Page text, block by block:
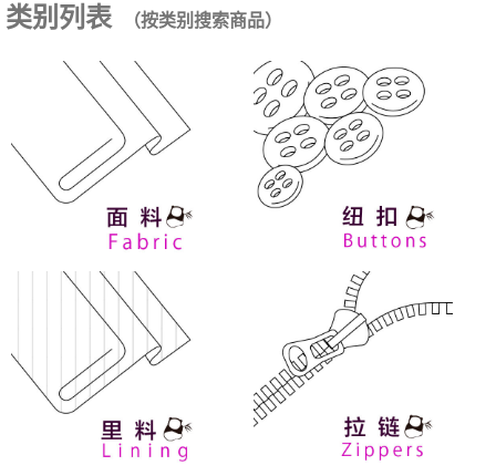
类别列表 （按类别搜索商品）